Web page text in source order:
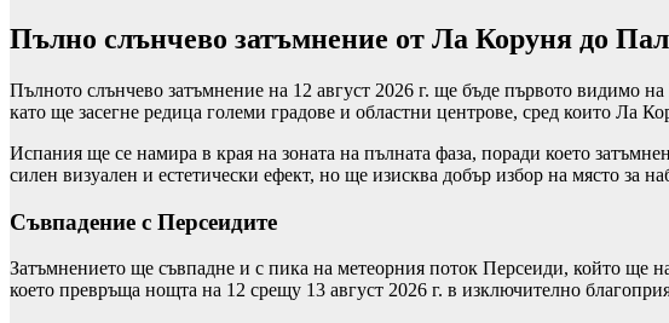
Пълно слънчево затъмнение от Ла Коруня до
Пълното слънчево затъмнение на 12 август 2026 г. ще бъде първото видимо
като ще засегне редица големи градове и областни центрове, сред които
Испания ще се намира в края на зоната на пълната фаза, поради което
силен визуален и естетически ефект, но ще изисква добър избор на място за
Съвпадение с Персеидите
Затъмнението ще съвпадне и с пика на метеорния поток Персеиди, който ще
което превръща нощта на 12 срещу 13 август 2026 г. в изключително